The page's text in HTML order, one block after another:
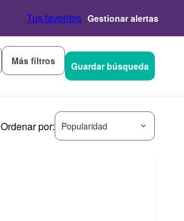
Tus favoritos Gestionar alertas
Más filtros Guardar búsqueda
Ordenar por: Popularidad